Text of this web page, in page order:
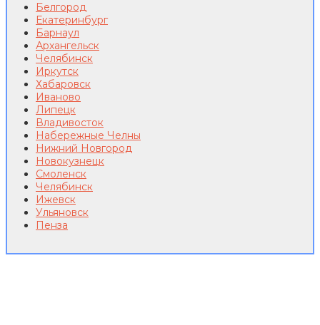
Белгород
Екатеринбург
Барнаул
Архангельск
Челябинск
Иркутск
Хабаровск
Иваново
Липецк
Владивосток
Набережные Челны
Нижний Новгород
Новокузнецк
Смоленск
Челябинск
Ижевск
Ульяновск
Пенза